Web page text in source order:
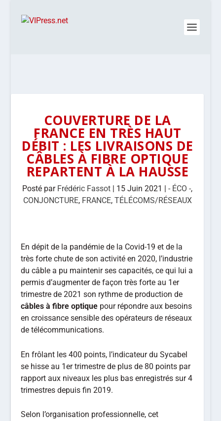
COUVERTURE DE LA
FRANCE EN TRÈS HAUT
DÉBIT : LES LIVRAISONS DE
CÂBLES À FIBRE OPTIQUE
REPARTENT À LA HAUSSE
Posté par Frédéric Fassot | 15 Juin 2021 |- ÉCO -,
CONJONCTURE, FRANCE, TÉLÉCOMS/RÉSEAUX
En dépit de la pandémie de la Covid-19 et de la
très forte chute de son activité en 2020, l’industrie
du câble a pu maintenir ses capacités, ce qui lui a
permis d’augmenter de façon très forte au 1er
trimestre de 2021 son rythme de production de
câbles à fibre optique pour répondre aux besoins
en croissance sensible des opérateurs de réseaux
de télécommunications.
En frôlant les 400 points, l’indicateur du Sycabel
se hisse au 1er trimestre de plus de 80 points par
rapport aux niveaux les plus bas enregistrés sur 4
trimestres depuis fin 2019.
Selon l’organisation professionnelle, cet